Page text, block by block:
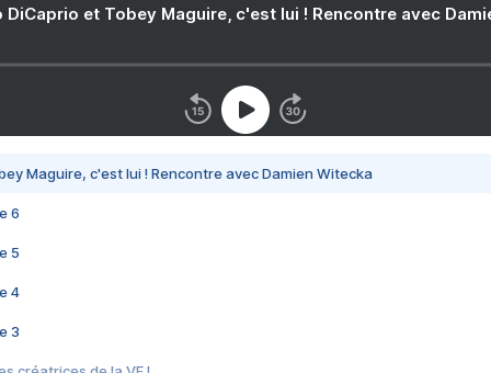
DiCaprio et Tobey Maguire, c'est lui ! Rencontre avec
Maguire, c'est lui ! Rencontre avec Damien Witecka
6
5
4
3